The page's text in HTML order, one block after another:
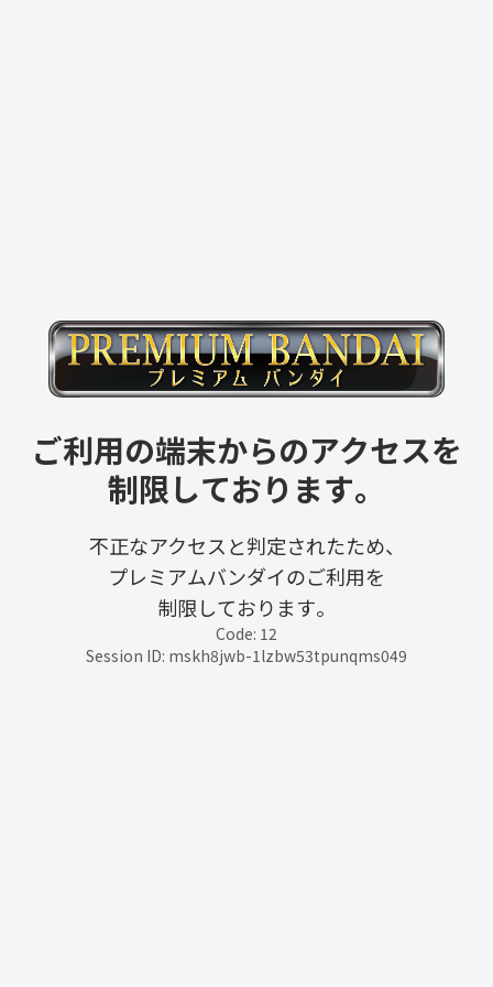
ご利用の端末からのアクセスを
制限しております。
不正なアクセスと判定されたため、
プレミアムバンダイのご利用を
制限しております。
Code: 12
Session ID: mskh8jwb-1lzbw53tpunqms049